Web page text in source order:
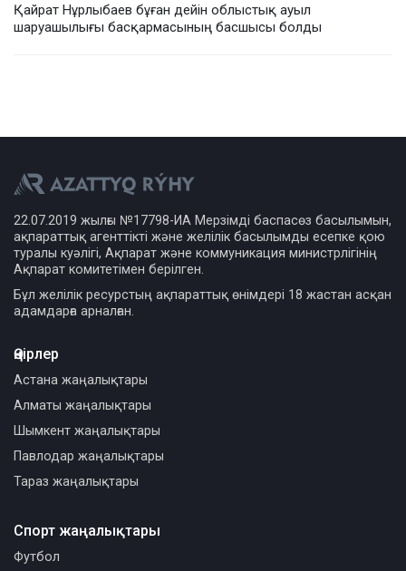
Қайрат Нұрлыбаев бұған дейін облыстық ауыл
шаруашылығы басқармасының басшысы болды
22.07.2019 жылғы №17798-ИА Мерзімді баспасөз басылымын,
ақпараттық агенттікті және желілік басылымды есепке қою
туралы куәлігі, Ақпарат және коммуникация министрлігінің
Ақпарат комитетімен берілген.
Бұл желілік ресурстың ақпараттық өнімдері 18 жастан асқан
адамдарға арналған.
Өңірлер
Астана жаңалықтары
Алматы жаңалықтары
Шымкент жаңалықтары
Павлодар жаңалықтары
Тараз жаңалықтары
Спорт жаңалықтары
Футбол